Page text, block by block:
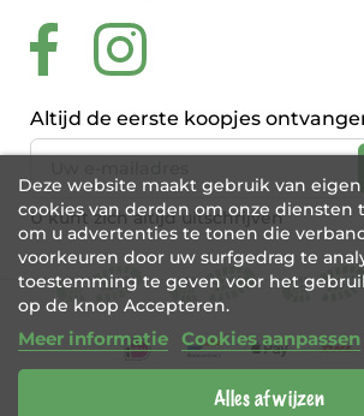
Altijd de eerste koopjes
U kunt zich altijd uitschrijven
Deze website maakt gebruik van
cookies van derden om onze diensten
om u advertenties te tonen die
voorkeuren door uw surfgedrag te
toestemming te geven voor het
op de knop Accepteren.
Meer informatie Cookies aanpassen
Alles afwijzen
BE 0456 421 721